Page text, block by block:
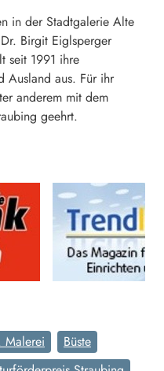
in der Stadtgalerie Alte
Birgit Eiglsperger
seit 1991 ihre
Ausland aus. Für ihr
anderem mit dem
geehrt.
Malerei
Büste